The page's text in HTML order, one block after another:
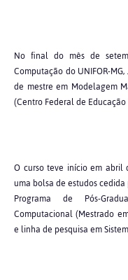
No final do mês de
Computação do UNIFOR-
de mestre em Modelagem
(Centro Federal de
O curso teve início em
uma bolsa de estudos
Programa de Pós-
Computacional (Mestrado
e linha de pesquisa em